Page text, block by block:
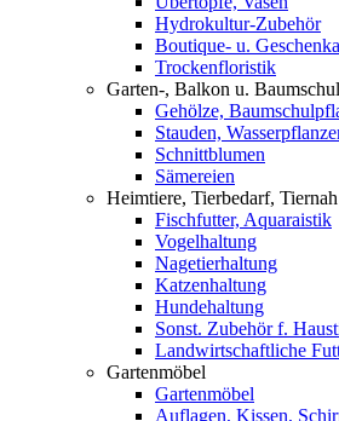
Hydrokultur-Zubehör
Boutique- u.
Trockenfloristik
Garten-, Balkon u.
Gehölze,
Stauden,
Schnittblumen
Sämereien
Heimtiere, Tierbedarf, Tiernah
Fischfutter, Aquaraistik
Vogelhaltung
Nagetierhaltung
Katzenhaltung
Hundehaltung
Sonst. Zubehör f.
Landwirtschaftliche
Gartenmöbel
Gartenmöbel
Auflagen, Kissen,